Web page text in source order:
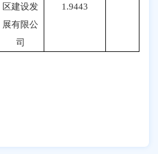
区建设发
展有限公
司
1.9443